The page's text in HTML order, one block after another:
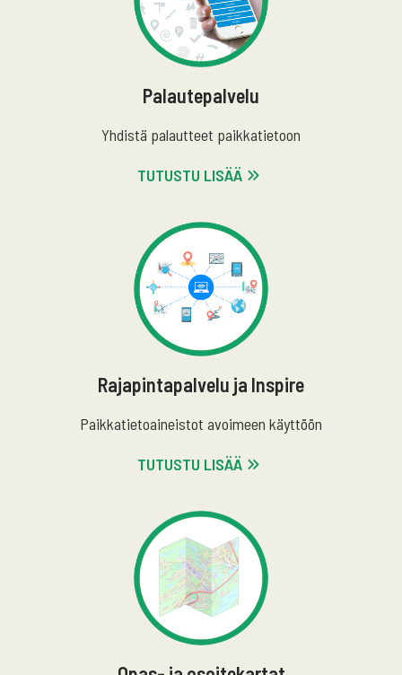
Palautepalvelu
Yhdistä palautteet paikkatietoon
TUTUSTU LISÄÄ
Rajapintapalvelu ja Inspire
Paikkatietoaineistot avoimeen käyttöön
TUTUSTU LISÄÄ